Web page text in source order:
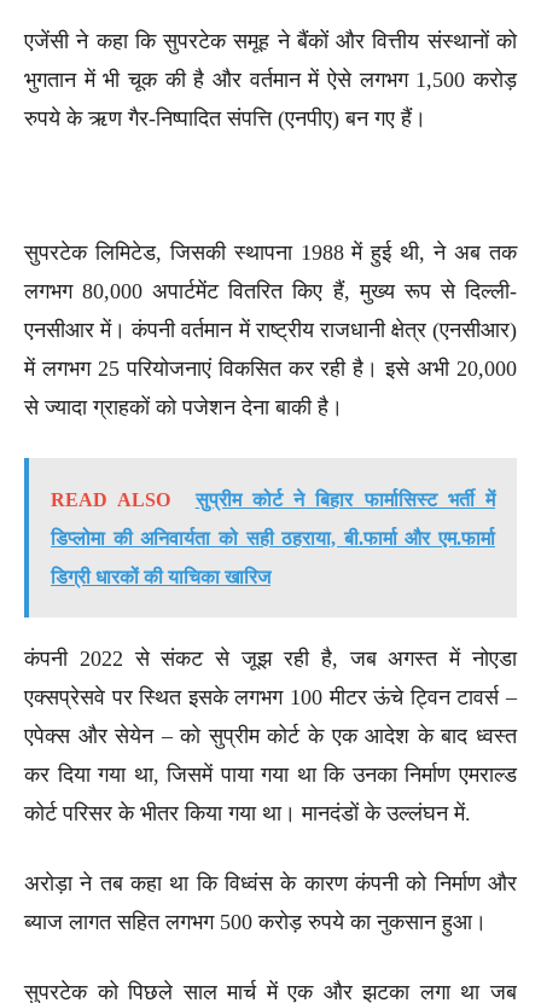
एजेंसी ने कहा कि सुपरटेक समूह ने बैंकों और वित्तीय संस्थानों को
भुगतान में भी चूक की है और वर्तमान में ऐसे लगभग 1,500 करोड़
रुपये के ऋण गैर-निष्पादित संपत्ति (एनपीए) बन गए हैं।
सुपरटेक लिमिटेड, जिसकी स्थापना 1988 में हुई थी, ने अब तक
लगभग 80,000 अपार्टमेंट वितरित किए हैं, मुख्य रूप से दिल्ली-
एनसीआर में। कंपनी वर्तमान में राष्ट्रीय राजधानी क्षेत्र (एनसीआर)
में लगभग 25 परियोजनाएं विकसित कर रही है। इसे अभी 20,000
से ज्यादा ग्राहकों को पजेशन देना बाकी है।
READ ALSO
सुप्रीम कोर्ट ने बिहार फार्मासिस्ट भर्ती में
डिप्लोमा की अनिवार्यता को सही ठहराया, बी.फार्मा और एम.फार्मा
डिग्री धारकों की याचिका खारिज
कंपनी 2022 से संकट से जूझ रही है, जब अगस्त में नोएडा
एक्सप्रेसवे पर स्थित इसके लगभग 100 मीटर ऊंचे ट्विन टावर्स –
एपेक्स और सेयेन – को सुप्रीम कोर्ट के एक आदेश के बाद ध्वस्त
कर दिया गया था, जिसमें पाया गया था कि उनका निर्माण एमराल्ड
कोर्ट परिसर के भीतर किया गया था। मानदंडों के उल्लंघन में.
अरोड़ा ने तब कहा था कि विध्वंस के कारण कंपनी को निर्माण और
ब्याज लागत सहित लगभग 500 करोड़ रुपये का नुकसान हुआ।
सुपरटेक को पिछले साल मार्च में एक और झटका लगा था जब